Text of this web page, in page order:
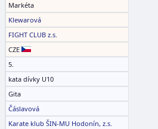
Markéta
Klewarová
FIGHT CLUB z.s.
CZE
5.
kata dívky U10
Gita
Čáslavová
Karate klub ŠIN-MU Hodonín, z.s.